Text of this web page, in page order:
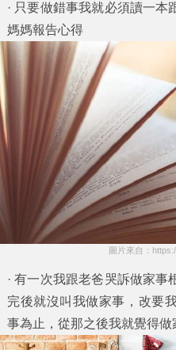
· 只要做錯事我就必須讀一
媽媽報告心得
圖片來自：
· 有一次我跟老爸哭訴做家
完後就沒叫我做家事，改要
事為止，從那之後我就覺得做